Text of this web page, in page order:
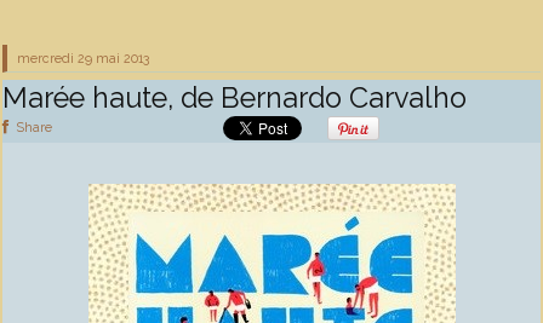
mercredi 29 mai 2013
Marée haute, de Bernardo Carvalho
Share